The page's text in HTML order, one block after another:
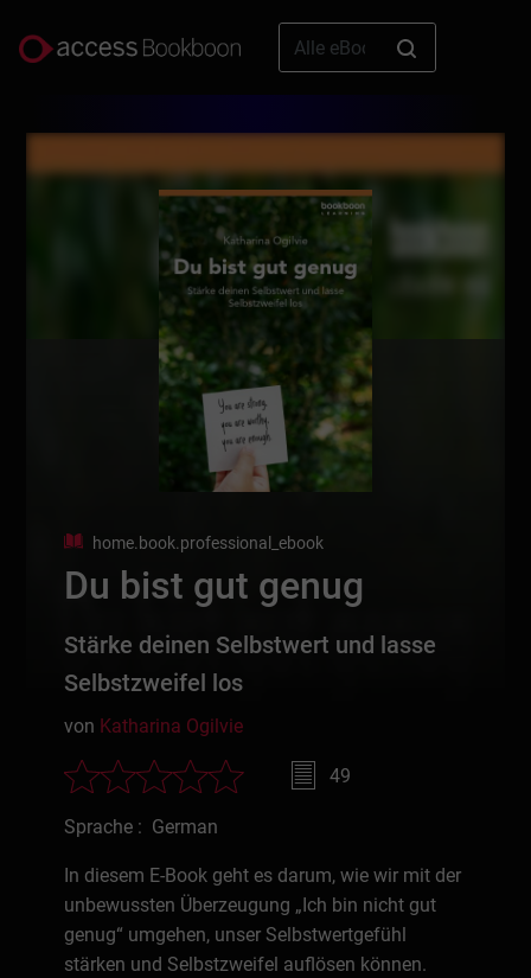
home.book.professional_ebook
Du bist gut genug
Stärke deinen Selbstwert und lasse
Selbstzweifel los
von Katharina Ogilvie
49
Sprache : German
In diesem E-Book geht es darum, wie wir mit der
unbewussten Überzeugung „Ich bin nicht gut
genug“ umgehen, unser Selbstwertgefühl
stärken und Selbstzweifel auflösen können.